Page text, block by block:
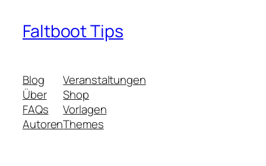
Faltboot Tips
Blog
Über
FAQs
Autoren
Veranstaltungen
Shop
Vorlagen
Themes